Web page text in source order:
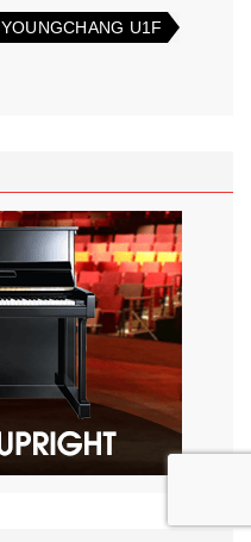
YOUNGCHANG U1F